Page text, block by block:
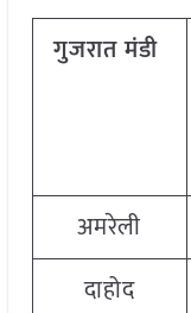
गुजरातमंडी
अमरेली
दाहोद